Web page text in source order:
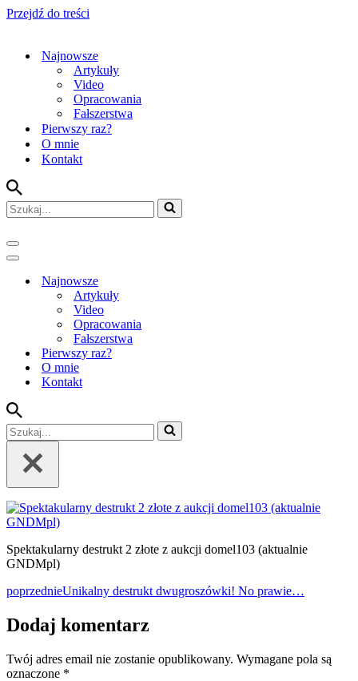
Przejdź do treści
Najnowsze
Artykuły
Video
Opracowania
Fałszerstwa
Pierwszy raz?
O mnie
Kontakt
Szukaj...
Menu
nawigacji
Menu
nawigacjiNajnowsze
Artykuły
Video
Opracowania
Fałszerstwa
Pierwszy raz?
O mnie
Kontakt
Szukaj...
Spektakularny destrukt 2 złote z aukcji domel103 (aktualnie
GNDMpl)
poprzednieUnikalny destrukt dwugroszówki! No prawie…
Dodaj komentarz
Twój adres email nie zostanie opublikowany. Wymagane pola są
oznaczone *